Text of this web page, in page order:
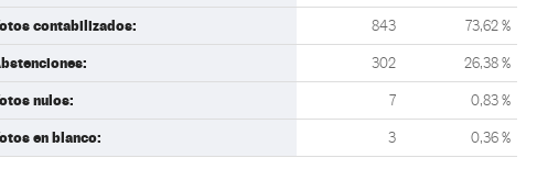
contabilizados: 843 73,62 %
302 26,38 %
nulos: 7 0,83 %
en blanco: 3 0,36 %